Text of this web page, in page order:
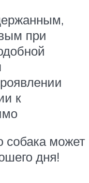
при
к
собака может
дня!